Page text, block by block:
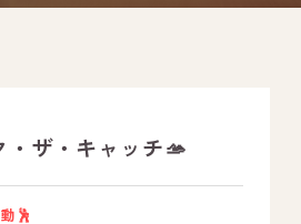
ザ・キャッチ🫴
🕺